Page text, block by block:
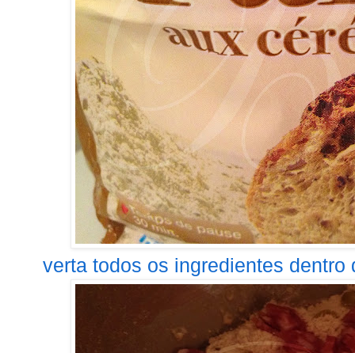
verta todos os ingredientes dentro